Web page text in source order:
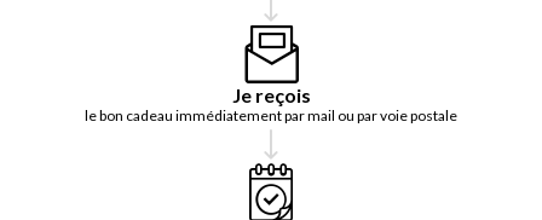
Je reçois
le bon cadeau immédiatement par mail ou par voie postale